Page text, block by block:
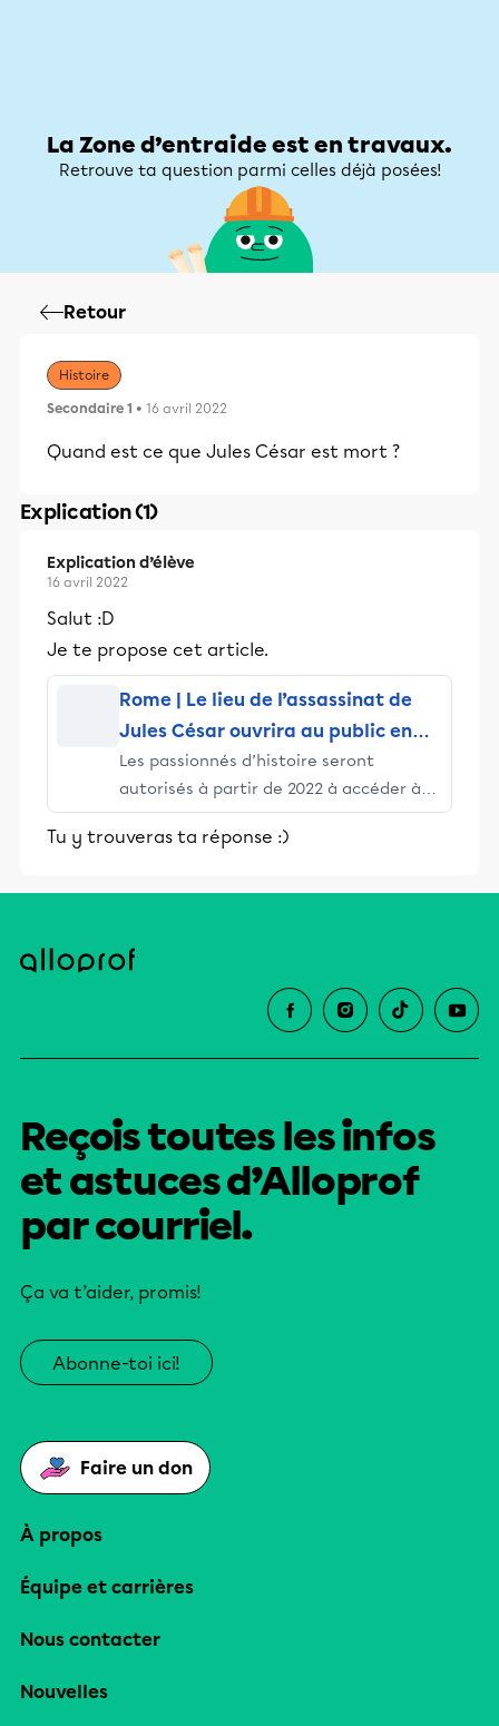
La Zone d’entraide est en travaux.
Retrouve ta question parmi celles déjà posées!
Retour
Histoire
Secondaire 1 • 16 avril 2022
Quand est ce que Jules César est mort ?
Explication (1)
Explication d’élève
16 avril 2022
Salut :D
Je te propose cet article.
Rome | Le lieu de l’assassinat de
Jules César ouvrira au public en
2022
Les passionnés d’histoire seront
autorisés à partir de 2022 à accéder à
l’un des complexes archéologiques les
plus antiques de Rome, la fameuse
assassiné, qui va devenir un musée en
Tu y trouveras ta réponse :)
Reçois toutes les infos
et astuces d’Alloprof
par courriel.
Ça va t’aider, promis!
Abonne-toi ici!
Faire un don
À propos
Équipe et carrières
Nous contacter
Nouvelles